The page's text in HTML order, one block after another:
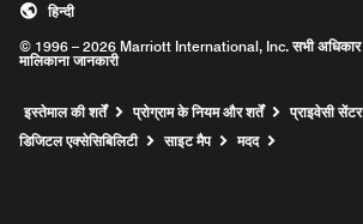
© 1996 – 2026 Marriott International, Inc. सभी अधिकार
मालिकाना जानकारी
हिन्दी
इस्तेमाल की शर्तें प्रोग्राम के नियम और शर्तें
प्राइवेसी सेंटर
डिजिटल एक्सेसिबिलिटी
साइट मैप मदद